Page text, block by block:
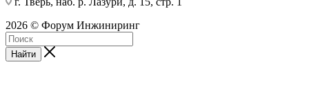
2026 © Форум Инжиниринг
Найти